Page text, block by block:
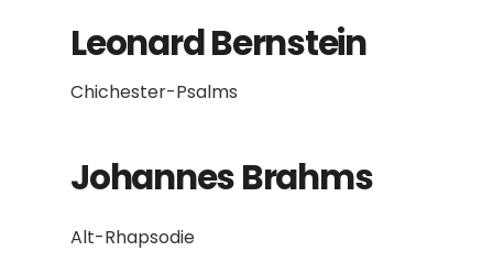
Leonard Bernstein
Chichester-Psalms
Johannes Brahms
Alt-Rhapsodie